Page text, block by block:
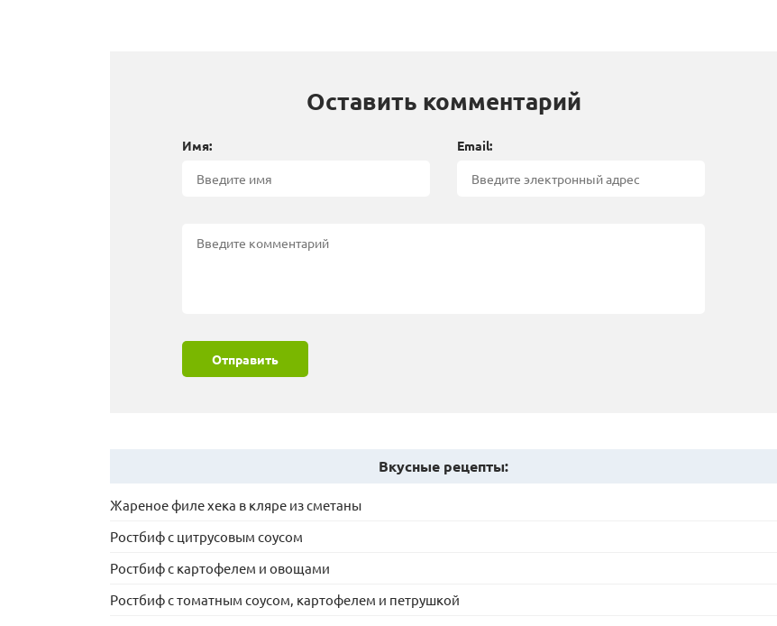
Оставить комментарий
Имя: Email:
Отправить
Вкусные рецепты:
Жареное филе хека в кляре из сметаны
Ростбиф с цитрусовым соусом
Ростбиф с картофелем и овощами
Ростбиф с томатным соусом, картофелем и петрушкой